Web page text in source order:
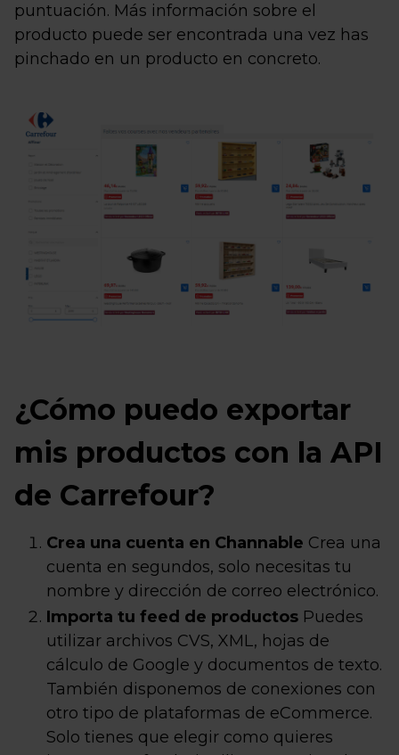
puntuación. Más información sobre el
producto puede ser encontrada una vez has
pinchado en un producto en concreto.
¿Cómo puedo exportar
mis productos con la API
de Carrefour?
Crea una cuenta en Channable Crea una
cuenta en segundos, solo necesitas tu
nombre y dirección de correo electrónico.
Importa tu feed de productos Puedes
utilizar archivos CVS, XML, hojas de
cálculo de Google y documentos de texto.
También disponemos de conexiones con
otro tipo de plataformas de eCommerce.
Solo tienes que elegir como quieres